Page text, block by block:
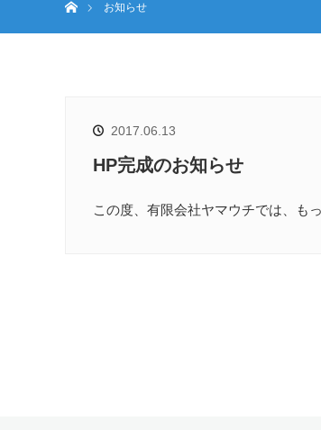
お知らせ
2017.06.13
HP完成のお知らせ
この度、有限会社ヤマウチでは、も